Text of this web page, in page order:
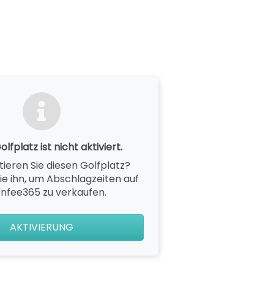
ist nicht aktiviert.
Sie diesen Golfplatz?
ihn, um Abschlagzeiten auf
zu verkaufen.
AKTIVIERUNG